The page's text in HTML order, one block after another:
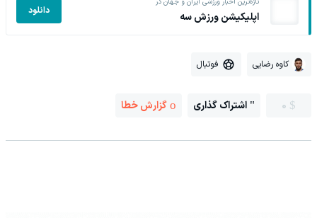
اپلیکیشن ورزش سه دانلود
کاوه رضایی فوتبال
0 اشتراک گذاری گزارش خطا